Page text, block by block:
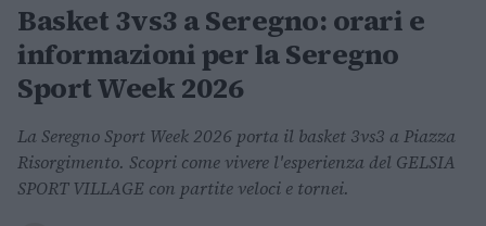
Basket 3vs3 a Seregno: orari e
informazioni per la Seregno
Sport Week 2026
La Seregno Sport Week 2026 porta il basket 3vs3 a Piazza
Risorgimento. Scopri come vivere l'esperienza del GELSIA
SPORT VILLAGE con partite veloci e tornei.